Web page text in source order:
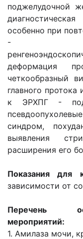
поджелудочной
особенно при
- ЭРХПГ-
деформация
четкообразный
главного
к ЭРХПГ -
синдром,
выявления
расширения его
Показания для
зависимости от
Перечень
мероприятий:
1. Амилаза мочи,